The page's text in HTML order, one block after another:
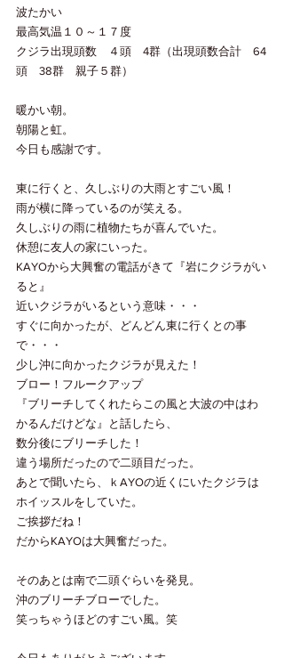
波たかい
最高気温１０～１７度
クジラ出現頭数　４頭　4群（出現頭数合計　64
頭　38群　親子５群）
暖かい朝。
朝陽と虹。
今日も感謝です。
東に行くと、久しぶりの大雨とすごい風！
雨が横に降っているのが笑える。
久しぶりの雨に植物たちが喜んでいた。
休憩に友人の家にいった。
KAYOから大興奮の電話がきて『岩にクジラがい
ると』
近いクジラがいるという意味・・・
すぐに向かったが、どんどん東に行くとの事
で・・・
少し沖に向かったクジラが見えた！
ブロー！フルークアップ
『ブリーチしてくれたらこの風と大波の中はわ
かるんだけどな』と話したら、
数分後にブリーチした！
違う場所だったので二頭目だった。
あとで聞いたら、ｋAYOの近くにいたクジラは
ホイッスルをしていた。
ご挨拶だね！
だからKAYOは大興奮だった。
そのあとは南で二頭ぐらいを発見。
沖のブリーチブローでした。
笑っちゃうほどのすごい風。笑